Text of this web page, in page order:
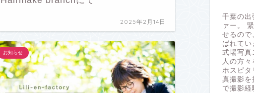
2025年2月14日
お知らせ
千葉の出
ァー。
せるので
ばれて
式場写真
人の方
ホスピタ
真撮影を
で撮影経